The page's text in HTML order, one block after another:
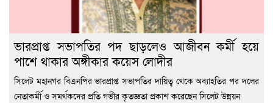
ভারপ্রাপ্ত সভাপতির পদ ছাড়লেও আজীবন কর্মী হয়ে
পাশে থাকার অঙ্গীকার কয়েস লোদীর
সিলেট মহানগর বিএনপির ভারপ্রাপ্ত সভাপতির দায়িত্ব থেকে অব্যাহতির পর দলের
নেতাকর্মী ও সমর্থকদের প্রতি গভীর কৃতজ্ঞতা প্রকাশ করেছেন সিলেট উন্নয়ন